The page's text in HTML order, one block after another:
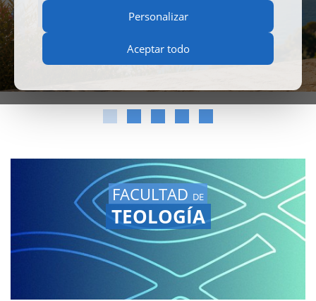
Personalizar
Aceptar todo
SCHOOL 2026
FACULTAD DE
TEOLOGÍA